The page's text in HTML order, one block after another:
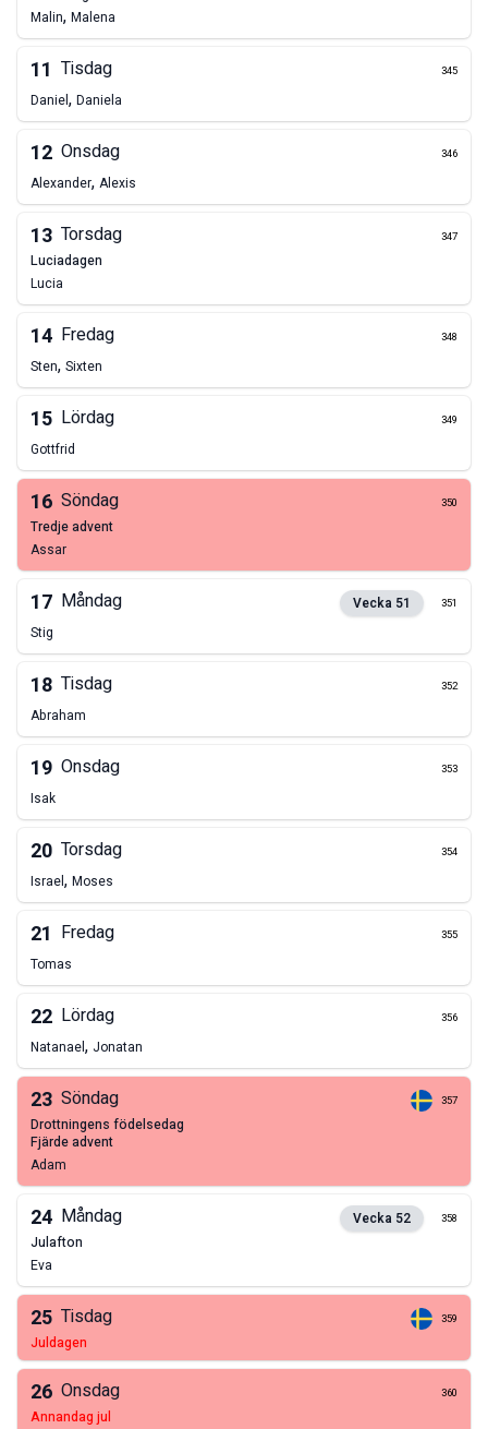
Malin, Malena
11 Tisdag 345
Daniel, Daniela
12 Onsdag 346
Alexander, Alexis
13 Torsdag 347
Luciadagen
Lucia
14 Fredag 348
Sten, Sixten
15 Lördag 349
Gottfrid
16 Söndag 350
tredje advent
Assar
17 Måndag Vecka 51 351
Stig
18 Tisdag 352
Abraham
19 Onsdag 353
Isak
20 Torsdag 354
Israel, Moses
21 Fredag 355
Tomas
22 Lördag 356
Natanael, Jonatan
23 Söndag 357
drottningens födelsedag
fjärde advent
Adam
24 Måndag Vecka 52 358
julafton
Eva
25 Tisdag 359
juldagen
26 Onsdag 360
annandag jul